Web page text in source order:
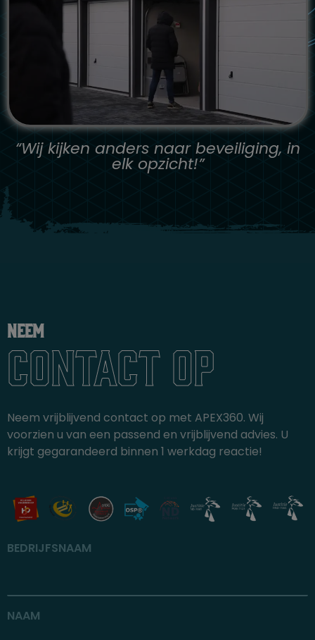
“Wij kijken anders naar beveiliging, in
elk opzicht!”
Neem
contact op
Neem vrijblijvend contact op met APEX360. Wij
voorzien u van een passend en vrijblijvend advies. U
krijgt gegarandeerd binnen 1 werkdag reactie!
BEDRIJFSNAAM
NAAM